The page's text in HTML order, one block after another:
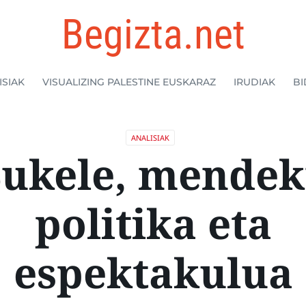
Begizta.net
VISUALIZING PALESTINE EUSKARAZ IRUDIAK
ANALISIAK
politika eta
espektakulua